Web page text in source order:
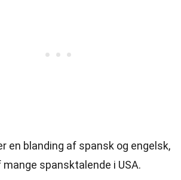
en blanding af spansk og engelsk,
spansktalende i USA.